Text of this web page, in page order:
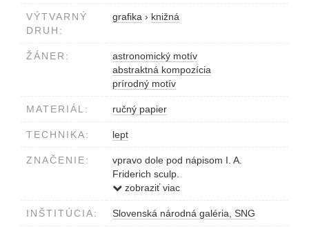
VÝTVARNÝ
DRUH:
grafika › knižná
ŽÁNER:
astronomický motív
abstraktná kompozícia
prírodný motív
MATERIÁL: ručný papier
TECHNIKA: lept
ZNAČENIE:
vpravo dole pod nápisom I. A.
Friderich sculp.
nápis dole pod obrazom – latinský a
riadkoch Genesis Cap. I. v.
zobraziť viac
INŠTITÚCIA: Slovenská národná galéria, SNG